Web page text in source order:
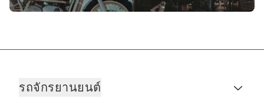
รถจักรยานยนต์